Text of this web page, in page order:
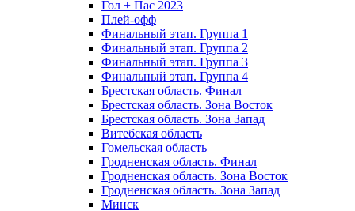
Гол + Пас 2023
Плей-офф
Финальный этап. Группа 1
Финальный этап. Группа 2
Финальный этап. Группа 3
Финальный этап. Группа 4
Брестская область. Финал
Брестская область. Зона Восток
Брестская область. Зона Запад
Витебская область
Гомельская область
Гродненская область. Финал
Гродненская область. Зона Восток
Гродненская область. Зона Запад
Минск